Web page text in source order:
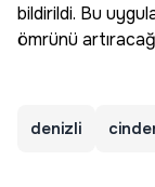
bildirildi. Bu
ömrünü
denizli